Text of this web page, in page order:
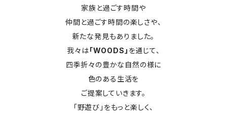
家族と過ごす時間や
仲間と過ごす時間の楽しさや、
新たな発見もありました。
我々は「WOODS」 を通じて、
四季折々の豊かな自然の様に
色のある生活を
ご提案していきます。
「野遊び」をもっと楽しく、